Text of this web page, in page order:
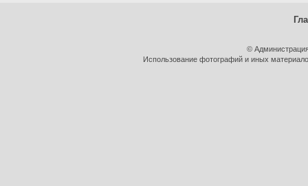
©
Использование фотографий и иных